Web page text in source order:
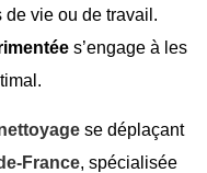
de vie ou de travail.
s’engage à les
se déplaçant
de-France, spécialisée